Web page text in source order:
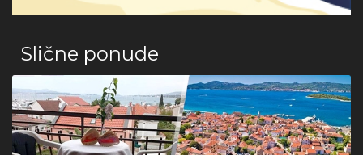
Slične ponude